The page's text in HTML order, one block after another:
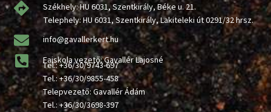
Székhely: HU 6031, Szentkirály, Béke u. 21.
Telephely: HU 6031, Szentkirály, Lakiteleki út 0291/32 hrsz.
info@gavallerkert.hu
Faiskola vezető: Gavallér Lajosné
Tel.:+36/30/9743-697
Tel.:+36/30/9855-458
Telepvezető: Gavallér Ádám
Tel.:+36/30/3698-397